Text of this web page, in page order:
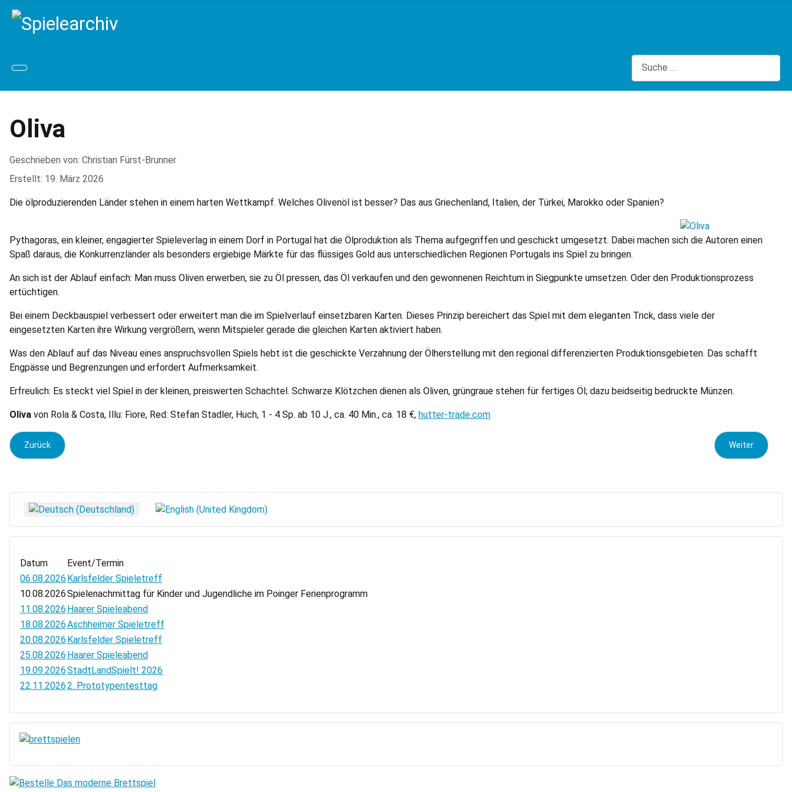
Suchen
Oliva
Geschrieben von: Christian Fürst-Brunner
Erstellt: 19. März 2026
Die ölproduzierenden Länder stehen in einem harten Wettkampf. Welches Olivenöl ist besser? Das aus Griechenland, Italien, der Türkei, Marokko oder Spanien?
Pythagoras, ein kleiner, engagierter Spieleverlag in einem Dorf in Portugal hat die Ölproduktion als Thema aufgegriffen und geschickt umgesetzt. Dabei machen sich die Autoren einen
Spaß daraus, die Konkurrenzländer als besonders ergiebige Märkte für das flüssiges Gold aus unterschiedlichen Regionen Portugals ins Spiel zu bringen.
An sich ist der Ablauf einfach: Man muss Oliven erwerben, sie zu Öl pressen, das Öl verkaufen und den gewonnenen Reichtum in Siegpunkte umsetzen. Oder den Produktionsprozess
ertüchtigen.
Bei einem Deckbauspiel verbessert oder erweitert man die im Spielverlauf einsetzbaren Karten. Dieses Prinzip bereichert das Spiel mit dem eleganten Trick, dass viele der
eingesetzten Karten ihre Wirkung vergrößern, wenn Mitspieler gerade die gleichen Karten aktiviert haben.
Was den Ablauf auf das Niveau eines anspruchsvollen Spiels hebt ist die geschickte Verzahnung der Ölherstellung mit den regional differenzierten Produktionsgebieten. Das schafft
Engpässe und Begrenzungen und erfordert Aufmerksamkeit.
Erfreulich: Es steckt viel Spiel in der kleinen, preiswerten Schachtel. Schwarze Klötzchen dienen als Oliven, grüngraue stehen für fertiges Öl; dazu beidseitig bedruckte Münzen.
Oliva von Rola & Costa, Illu: Fiore, Red: Stefan Stadler, Huch, 1 - 4 Sp. ab 10 J., ca. 40 Min., ca. 18 €, hutter-trade.com
Vorheriger Beitrag: Tropichaos
Zurück Nächster
Weiter
Sprache auswählen
Datum
Event/Termin
06.08.2026 Karlsfelder Spieletreff
10.08.2026Spielenachmittag für Kinder und Jugendliche im Poinger Ferienprogramm
11.08.2026 Haarer Spieleabend
18.08.2026Aschheimer Spieletreff
20.08.2026 Karlsfelder Spieletreff
25.08.2026 Haarer Spieleabend
19.09.2026StadtLandSpielt! 2026
22.11.20262. Prototypentesttag